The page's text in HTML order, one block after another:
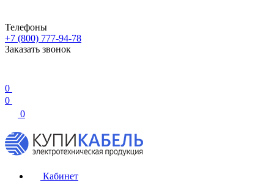
Телефоны
+7 (800) 777-94-78
Заказать звонок
0
0
0
Кабинет